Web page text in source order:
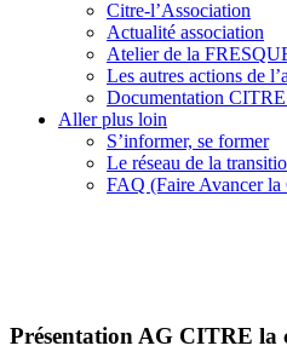
Citre-l’Association
Actualité association
Atelier de la
Les autres actions de
Documentation
Aller plus loin
S’informer, se former
Le réseau de la
FAQ (Faire Avancer la
Présentation AG CITRE la